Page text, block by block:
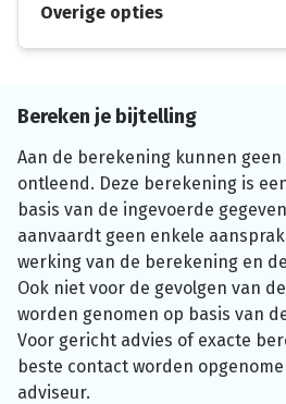
Overige opties
Bereken je bijtelling
Aan de berekening kunnen
ontleend. Deze berekening is
basis van de ingevoerde
aanvaardt geen enkele
werking van de berekening en
Ook niet voor de gevolgen van
worden genomen op basis van
Voor gericht advies of exacte
beste contact worden
adviseur.